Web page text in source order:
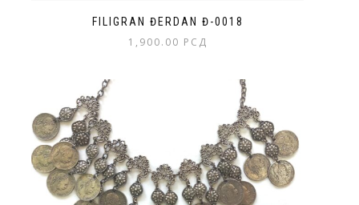
FILIGRAN ĐERDAN Đ-0018
1,900.00 РСД